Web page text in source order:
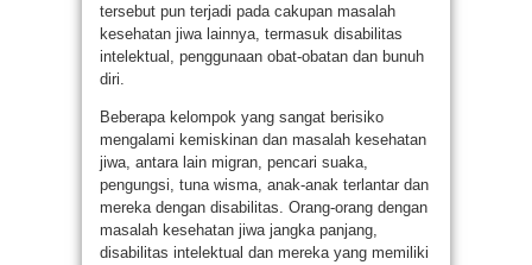
tersebut pun terjadi pada cakupan masalah
kesehatan jiwa lainnya, termasuk disabilitas
intelektual, penggunaan obat-obatan dan bunuh
diri.
Beberapa kelompok yang sangat berisiko
mengalami kemiskinan dan masalah kesehatan
jiwa, antara lain migran, pencari suaka,
pengungsi, tuna wisma, anak-anak terlantar dan
mereka dengan disabilitas. Orang-orang dengan
masalah kesehatan jiwa jangka panjang,
disabilitas intelektual dan mereka yang memiliki